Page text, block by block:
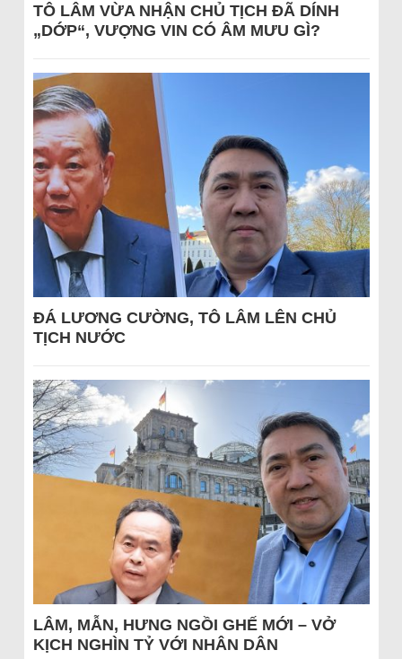
TÔ LÂM VỪA NHẬN CHỦ TỊCH ĐÃ DÍNH
„DỚP“, VƯỢNG VIN CÓ ÂM MƯU GÌ?
ĐÁ LƯƠNG CƯỜNG, TÔ LÂM LÊN CHỦ
TỊCH NƯỚC
LÂM, MẪN, HƯNG NGỒI GHẾ MỚI – VỞ
KỊCH NGHÌN TỶ VỚI NHÂN DÂN